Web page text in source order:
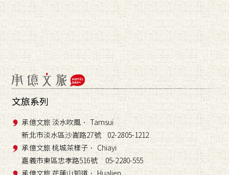
文旅系列
承億文旅 淡水吹風． Tamsui
新北市淡水區沙崙路27號 02-2805-1212
承億文旅 桃城茶樣子． Chiayi
嘉義市東區忠孝路516號 05-2280-555